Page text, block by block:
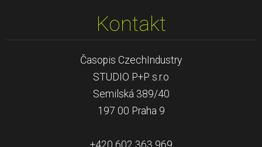
Kontakt
Časopis CzechIndustry
STUDIO P+P s.r.o
Semilská 389/40
197 00 Praha 9
+420 602 363 969